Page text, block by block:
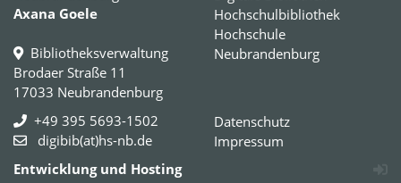
Axana Goele
Bibliotheksverwaltung
Brodaer Straße 11
17033 Neubrandenburg
+49 395 5693-1502
digibib(at)hs-nb.de
Hochschulbibliothek
Hochschule
Neubrandenburg
Datenschutz
Impressum
Entwicklung und Hosting